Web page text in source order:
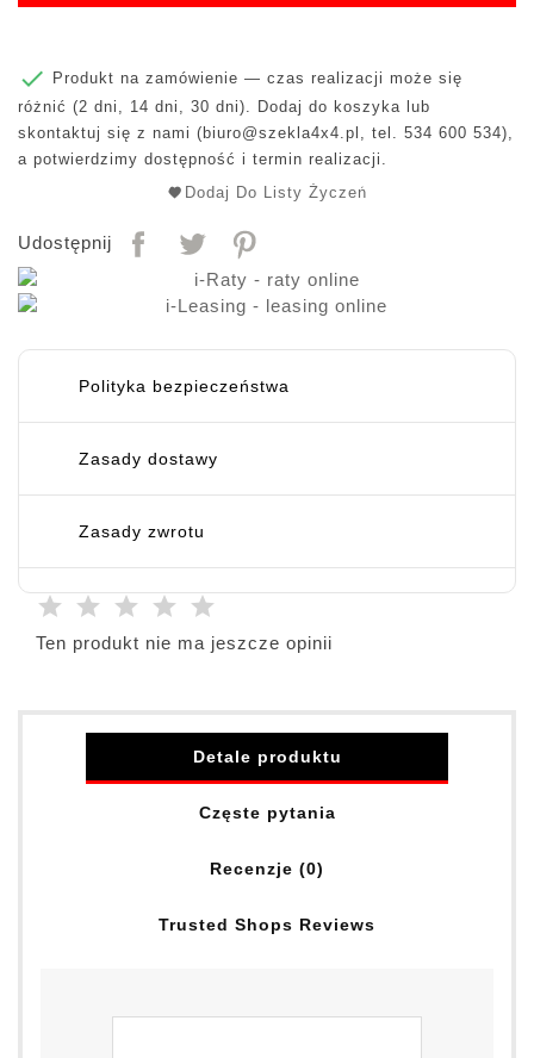

Produkt na zamówienie — czas realizacji może się
różnić (2 dni, 14 dni, 30 dni). Dodaj do koszyka lub
skontaktuj się z nami ( biuro@szekla4x4.pl , tel. 534 600 534),
a potwierdzimy dostępność i termin realizacji.
Dodaj Do Listy Życzeń
Udostępnij
Polityka bezpieczeństwa
Zasady dostawy
Zasady zwrotu
Ten produkt nie ma jeszcze opinii
Detale produktu
Częste pytania
Recenzje (0)
Trusted Shops Reviews